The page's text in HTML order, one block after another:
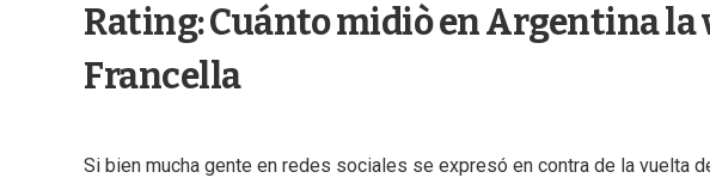
Rating: Cuánto midiò en Argentina la
Francella
Si bien mucha gente en redes sociales se expresó en contra de la vuelta